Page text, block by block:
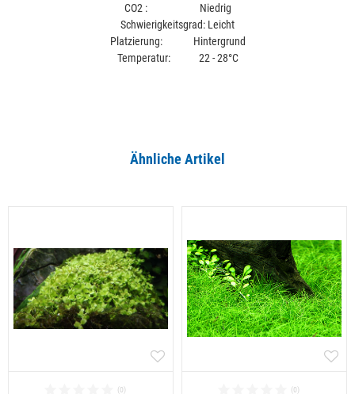
CO2 : Niedrig
Schwierigkeitsgrad: Leicht
Platzierung: Hintergrund
Temperatur: 22 - 28°C
Ähnliche Artikel